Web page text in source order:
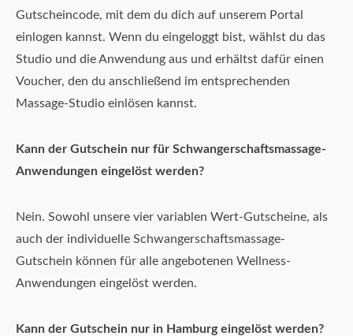
Gutscheincode, mit dem du dich auf unserem Portal
einlogen kannst. Wenn du eingeloggt bist, wählst du das
Studio und die Anwendung aus und erhältst dafür einen
Voucher, den du anschließend im entsprechenden
Massage-Studio einlösen kannst.
Kann der Gutschein nur für Schwangerschaftsmassage-
Anwendungen eingelöst werden?
Nein. Sowohl unsere vier variablen Wert-Gutscheine, als
auch der individuelle Schwangerschaftsmassage-
Gutschein können für alle angebotenen Wellness-
Anwendungen eingelöst werden.
Kann der Gutschein nur in Hamburg eingelöst werden?